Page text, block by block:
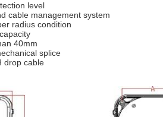
level
cable management system
radius condition
40mm
splice
drop cable